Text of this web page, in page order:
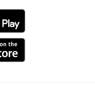
yayımladığı raporda,
yönelik uyguladığı sansür
duyurmuştu.
kullandığı sanal özel ağlara
sıkılaştırmaya çalıştığı
Bakanlığı,
uluslararası haber